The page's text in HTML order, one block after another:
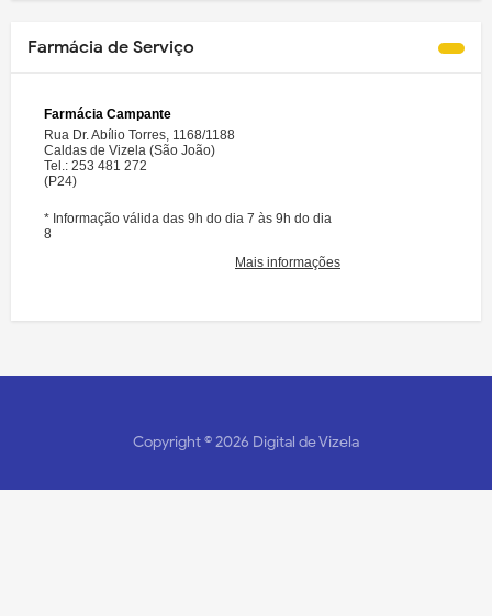
Farmácia de Serviço
Copyright ©2026 Digital de Vizela